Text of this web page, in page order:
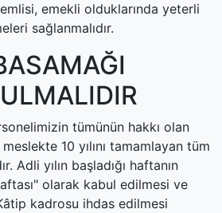
emekli olduklarında yeterli
sağlanmalıdır.
tümünün hakkı olan
10 yılını tamamlayan tüm
Adli yılın başladığı haftanın
olarak kabul edilmesi ve
kadrosu ihdas edilmesi